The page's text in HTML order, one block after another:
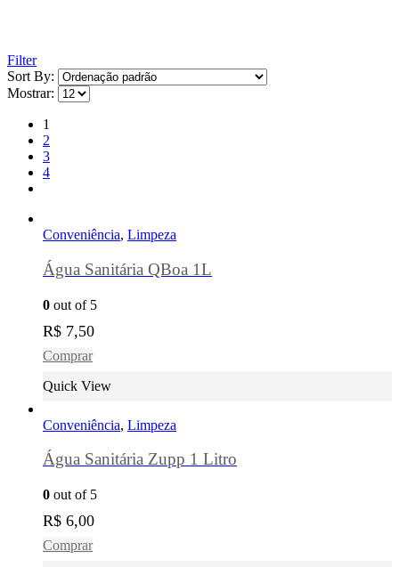
Filter
Sort By:
Mostrar:
1
2
3
4
Conveniência, Limpeza
Água Sanitária QBoa 1L
0 out of 5
R$ 7,50
Comprar
Quick View
Conveniência, Limpeza
Água Sanitária Zupp 1 Litro
0 out of 5
R$ 6,00
Comprar